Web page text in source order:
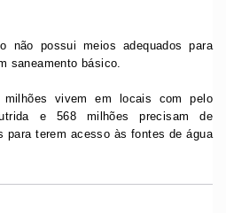
não possui meios adequados para
saneamento básico.
vivem em locais com pelo
e 568 milhões precisam de
para terem acesso às fontes de água